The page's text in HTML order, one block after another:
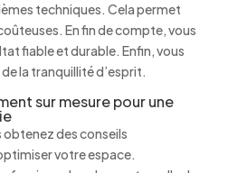
techniques. Cela permet
En fin de compte, vous
fiable et durable. Enfin, vous
la tranquillité d’esprit.
sur mesure pour une
obtenez des conseils
votre espace.